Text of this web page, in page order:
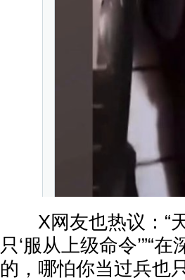
X网友也热议：“天
只‘服从上级命令’”“
的，哪怕你当过兵也